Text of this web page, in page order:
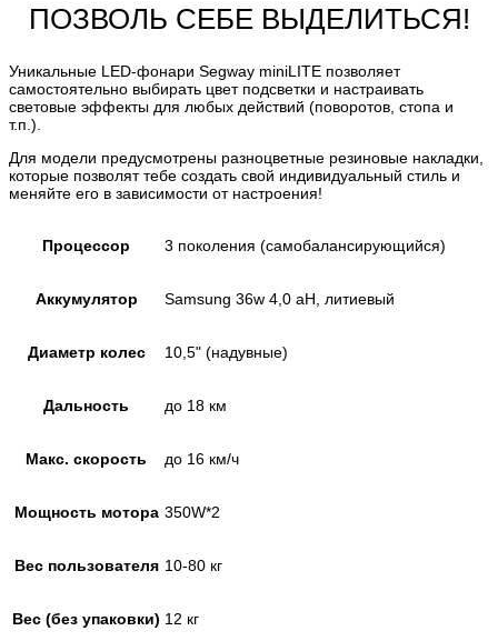
ПОЗВОЛЬ СЕБЕ ВЫДЕЛИТЬСЯ!
Уникальные LED-фонари Segway miniLITE позволяет
самостоятельно выбирать цвет подсветки и настраивать
световые эффекты для любых действий (поворотов, стопа и
т.п.).
Для модели предусмотрены разноцветные резиновые накладки,
которые позволят тебе создать свой индивидуальный стиль и
меняйте его в зависимости от настроения!
Процессор 3 поколения (самобалансирующийся)
Аккумулятор Samsung 36w 4,0 aH, литиевый
Диаметр колес 10,5" (надувные)
Дальность до 18 км
Макс. скорость до 16 км/ч
Мощность мотора 350W*2
Вес пользователя 10-80 кг
Вес (без упаковки) 12 кг